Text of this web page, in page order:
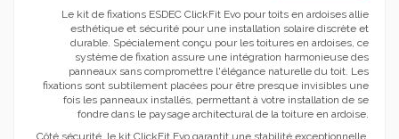
Le kit de fixations ESDEC ClickFit Evo pour toits en ardoises allie
esthétique et sécurité pour une installation solaire discrète et
durable. Spécialement conçu pour les toitures en ardoises, ce
système de fixation assure une intégration harmonieuse des
panneaux sans compromettre l'élégance naturelle du toit. Les
fixations sont subtilement placées pour être presque invisibles une
fois les panneaux installés, permettant à votre installation de se
fondre dans le paysage architectural de la toiture en ardoise.